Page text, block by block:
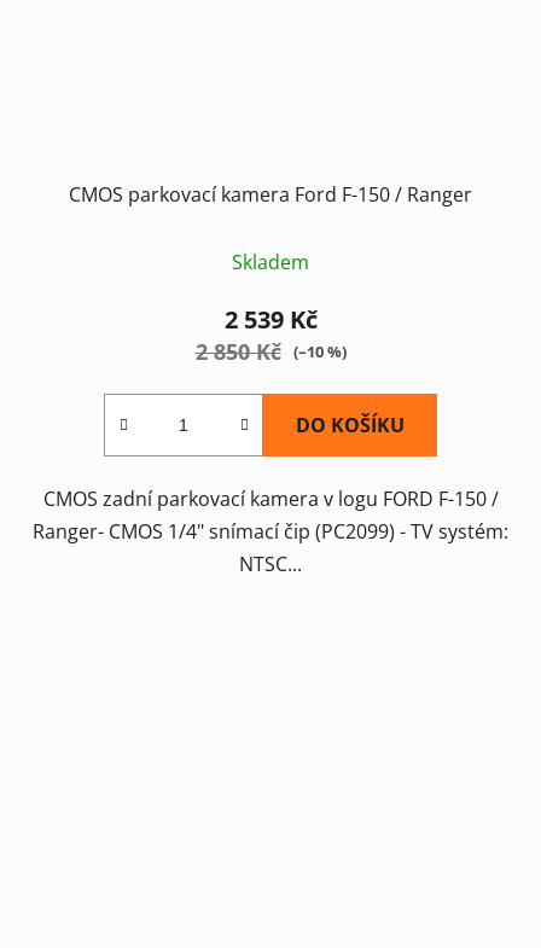
CMOS parkovací kamera Ford F-150 / Ranger
Skladem
2 539 Kč
2 850 Kč (–10 %)
DO KOŠÍKU
CMOS zadní parkovací kamera v logu FORD F-150 /
Ranger- CMOS 1/4" snímací čip (PC2099) - TV systém:
NTSC...